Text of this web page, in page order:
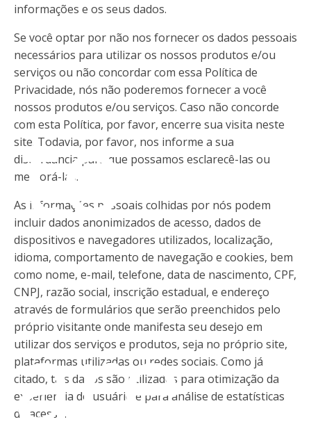
informações e os seus dados.
Se você optar por não nos fornecer os dados pessoais
necessários para utilizar os nossos produtos e/ou
serviços ou não concordar com essa Política de
Privacidade, nós não poderemos fornecer a você
nossos produtos e/ou serviços. Caso não concorde
com esta Política, por favor, encerre sua visita neste
site. Todavia, por favor, nos informe a sua
discordância para que possamos esclarecê-las ou
melhorá-las.
As informações pessoais colhidas por nós podem
incluir dados anonimizados de acesso, dados de
dispositivos e navegadores utilizados, localização,
idioma, comportamento de navegação e cookies, bem
como nome, e-mail, telefone, data de nascimento, CPF,
CNPJ, razão social, inscrição estadual, e endereço
através de formulários que serão preenchidos pelo
próprio visitante onde manifesta seu desejo em
utilizar dos serviços e produtos, seja no próprio site,
plataformas utilizadas ou redes sociais. Como já
citado, tais dados são utilizados para otimização da
experiência do usuário e para análise de estatísticas
de acesso.